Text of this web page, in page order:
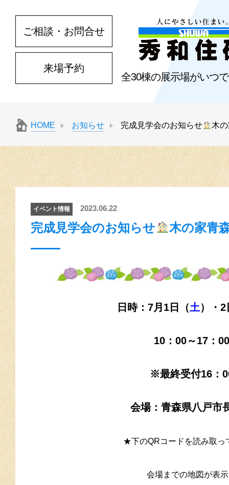
全30棟の展示場がいつ
ご相談・お問合せ
来場予約
HOME お知らせ 完成見学会のお知らせ 木
イベント情報 2023.06.22
完成見学会のお知らせ 木の家青
日時：7月1日（土）・2
10：00～17：00
※最終受付16：
会場：青森県八戸市
★下のQRコードを読み取っ
会場までの地図が表示